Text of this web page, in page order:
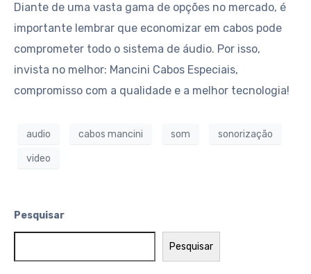
Diante de uma vasta gama de opções no mercado, é
importante lembrar que economizar em cabos pode
comprometer todo o sistema de áudio. Por isso,
invista no melhor: Mancini Cabos Especiais,
compromisso com a qualidade e a melhor tecnologia!
audio cabos mancini som sonorização
video
Pesquisar
Pesquisar